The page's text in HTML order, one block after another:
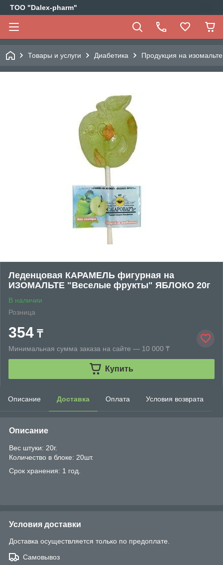
ТОО "Dalex-pharm"
Товары и услуги Диабетика Продукция на изомальте
Леденцовая КАРАМЕЛЬ фигурная на
ИЗОМАЛЬТЕ "Веселые фрукты" ЯБЛОКО 20г
В наличии
Розница
354 ₸
Минимальная сумма заказа на сайте — 10 000 ₸
Купить
Описание Доставка Оплата Условия возврата
Описание
Вес штуки: 20г.
Количество в блоке: 20шт.
Срок хранения: 1 год.
Условия доставки
Доставка осуществляется только по предоплате.
Самовывоз